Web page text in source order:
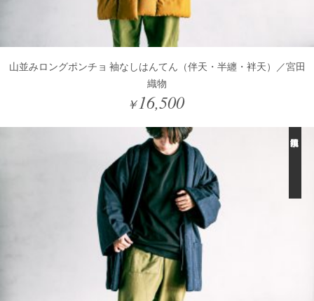
山並みロングポンチョ 袖なしはんてん（伴天・半纏・袢天）／宮田
織物
￥16,500